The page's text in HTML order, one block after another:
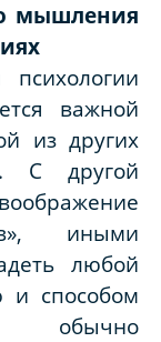
мышления
важной
из других
С другой
иными
любой
и способом
обычно